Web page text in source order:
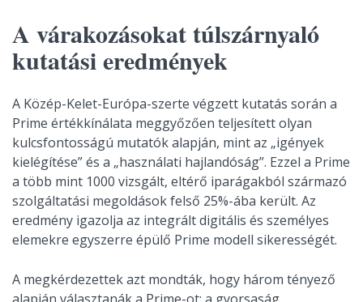
A várakozásokat túlszárnyaló
kutatási eredmények
A Közép-Kelet-Európa-szerte végzett kutatás során a
Prime értékkínálata meggyőzően teljesített olyan
kulcsfontosságú mutatók alapján, mint az „igények
kielégítése” és a „használati hajlandóság”. Ezzel a Prime
a több mint 1000 vizsgált, eltérő iparágakból származó
szolgáltatási megoldások felső 25%-ába került. Az
eredmény igazolja az integrált digitális és személyes
elemekre egyszerre épülő Prime modell sikerességét.
A megkérdezettek azt mondták, hogy három tényező